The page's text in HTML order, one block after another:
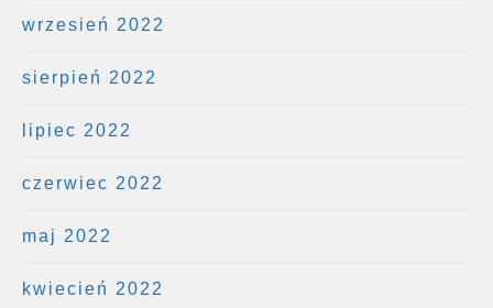
wrzesień 2022
sierpień 2022
lipiec 2022
czerwiec 2022
maj 2022
kwiecień 2022